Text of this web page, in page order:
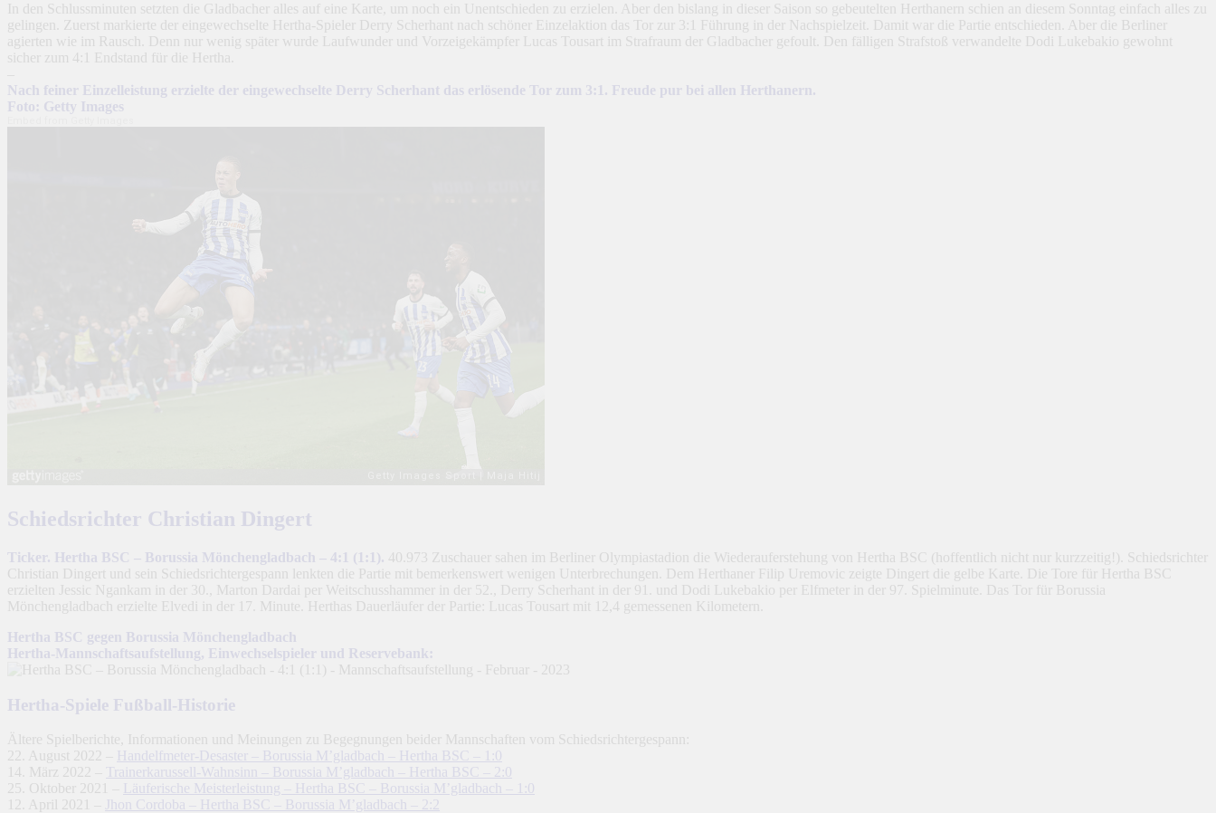
In den Schlussminuten setzten die Gladbacher alles auf eine Karte, um noch ein Unentschieden zu erzielen. Aber den bislang in dieser Saison so gebeutelten Herthanern schien an diesem Sonntag einfach alles zu
gelingen. Zuerst markierte der eingewechselte Hertha-Spieler Derry Scherhant nach schöner Einzelaktion das Tor zur 3:1 Führung in der Nachspielzeit. Damit war die Partie entschieden. Aber die Berliner
agierten wie im Rausch. Denn nur wenig später wurde Laufwunder und Vorzeigekämpfer Lucas Tousart im Strafraum der Gladbacher gefoult. Den fälligen Strafstoß verwandelte Dodi Lukebakio gewohnt
sicher zum 4:1 Endstand für die Hertha.
Nach feiner Einzelleistung erzielte der eingewechselte Derry Scherhant das erlösende Tor zum 3:1. Freude pur bei allen Herthanern.
Foto: Getty Images
Schiedsrichter Christian Dingert
Ticker. Hertha BSC – Borussia Mönchengladbach – 4:1 (1:1). 40.973 Zuschauer sahen im Berliner Olympiastadion die Wiederauferstehung von Hertha BSC (hoffentlich nicht nur kurzzeitig!). Schiedsrichter
Christian Dingert und sein Schiedsrichtergespann lenkten die Partie mit bemerkenswert wenigen Unterbrechungen. Dem Herthaner Filip Uremovic zeigte Dingert die gelbe Karte. Die Tore für Hertha BSC
erzielten Jessic Ngankam in der 30., Marton Dardai per Weitschusshammer in der 52., Derry Scherhant in der 91. und Dodi Lukebakio per Elfmeter in der 97. Spielminute. Das Tor für Borussia
Mönchengladbach erzielte Elvedi in der 17. Minute. Herthas Dauerläufer der Partie: Lucas Tousart mit 12,4 gemessenen Kilometern.
Hertha BSC gegen Borussia Mönchengladbach
Hertha-Mannschaftsaufstellung, Einwechselspieler und Reservebank:
Hertha-Spiele Fußball-Historie
Ältere Spielberichte, Informationen und Meinungen zu Begegnungen beider Mannschaften vom Schiedsrichtergespann:
22. August 2022 –
Handelfmeter-Desaster – Borussia M’gladbach – Hertha BSC – 1:0
14. März 2022 –
Trainerkarussell-Wahnsinn – Borussia M’gladbach – Hertha BSC – 2:0
25. Oktober 2021 –
Läuferische Meisterleistung – Hertha BSC – Borussia M’gladbach – 1:0
12. April 2021 –
Jhon Cordoba – Hertha BSC – Borussia M’gladbach – 2:2